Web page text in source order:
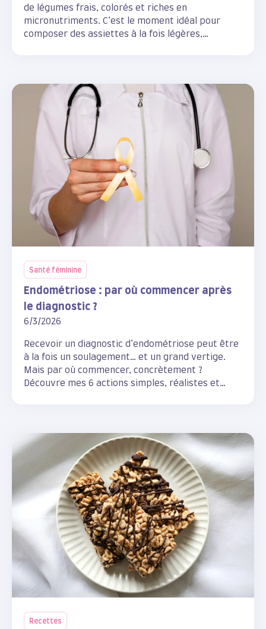
de légumes frais, colorés et riches en
micronutriments. C’est le moment idéal pour
composer des assiettes à la fois légères,
Santé féminine
Endométriose : par où commencer après
le diagnostic ?
6/3/2026
Recevoir un diagnostic d’endométriose peut être
à la fois un soulagement… et un grand vertige.
Mais par où commencer, concrètement ?
Découvre mes 6 actions simples, réalistes et
Recettes